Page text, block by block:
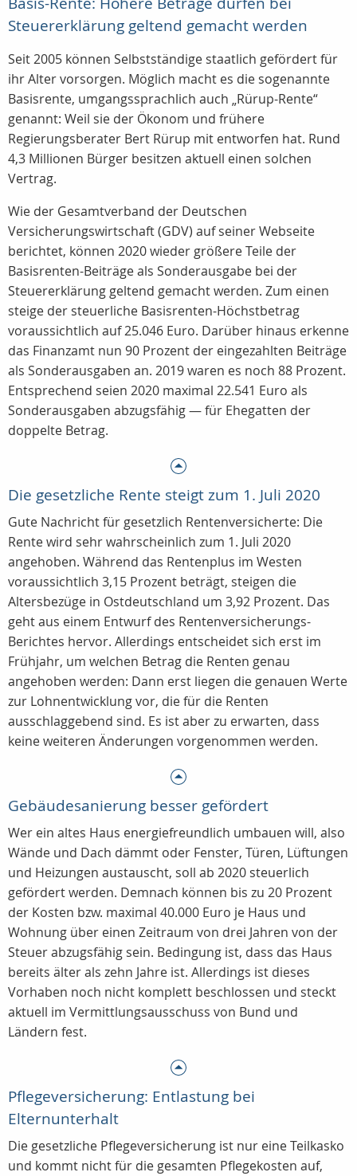
Steuererklärung geltend gemacht werden
Seit 2005 können Selbstständige staatlich gefördert für
ihr Alter vorsorgen. Möglich macht es die sogenannte
Basisrente, umgangssprachlich auch „Rürup-Rente“
genannt: Weil sie der Ökonom und frühere
Regierungsberater Bert Rürup mit entworfen hat. Rund
4,3 Millionen Bürger besitzen aktuell einen solchen
Vertrag.
Wie der Gesamtverband der Deutschen
Versicherungswirtschaft (GDV) auf seiner Webseite
berichtet, können 2020 wieder größere Teile der
Basisrenten-Beiträge als Sonderausgabe bei der
Steuererklärung geltend gemacht werden. Zum einen
steige der steuerliche Basisrenten-Höchstbetrag
voraussichtlich auf 25.046 Euro. Darüber hinaus erkenne
das Finanzamt nun 90 Prozent der eingezahlten Beiträge
als Sonderausgaben an. 2019 waren es noch 88 Prozent.
Entsprechend seien 2020 maximal 22.541 Euro als
Sonderausgaben abzugsfähig — für Ehegatten der
doppelte Betrag.
Die gesetzliche Rente steigt zum 1. Juli 2020
Gute Nachricht für gesetzlich Rentenversicherte: Die
Rente wird sehr wahrscheinlich zum 1. Juli 2020
angehoben. Während das Rentenplus im Westen
voraussichtlich 3,15 Prozent beträgt, steigen die
Altersbezüge in Ostdeutschland um 3,92 Prozent. Das
geht aus einem Entwurf des Rentenversicherungs-
Berichtes hervor. Allerdings entscheidet sich erst im
Frühjahr, um welchen Betrag die Renten genau
angehoben werden: Dann erst liegen die genauen Werte
zur Lohnentwicklung vor, die für die Renten
ausschlaggebend sind. Es ist aber zu erwarten, dass
keine weiteren Änderungen vorgenommen werden.
Gebäudesanierung besser gefördert
Wer ein altes Haus energiefreundlich umbauen will, also
Wände und Dach dämmt oder Fenster, Türen, Lüftungen
und Heizungen austauscht, soll ab 2020 steuerlich
gefördert werden. Demnach können bis zu 20 Prozent
der Kosten bzw. maximal 40.000 Euro je Haus und
Wohnung über einen Zeitraum von drei Jahren von der
Steuer abzugsfähig sein. Bedingung ist, dass das Haus
bereits älter als zehn Jahre ist. Allerdings ist dieses
Vorhaben noch nicht komplett beschlossen und steckt
aktuell im Vermittlungsausschuss von Bund und
Ländern fest.
Pflegeversicherung: Entlastung bei
Elternunterhalt
Die gesetzliche Pflegeversicherung ist nur eine Teilkasko
und kommt nicht für die gesamten Pflegekosten auf,